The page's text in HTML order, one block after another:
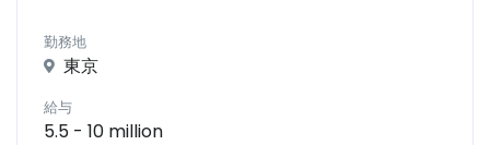
勤務地
東京
給与
5.5 - 10 million